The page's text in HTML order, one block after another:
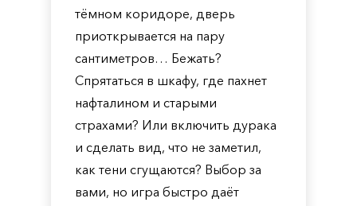
тёмном коридоре, дверь
приоткрывается на пару
сантиметров… Бежать?
Спрятаться в шкафу, где пахнет
нафталином и старыми
страхами? Или включить дурака
и сделать вид, что не заметил,
как тени сгущаются? Выбор за
вами, но игра быстро даёт